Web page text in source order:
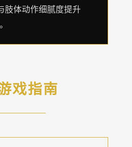
肢体动作细腻度提升
戏指南